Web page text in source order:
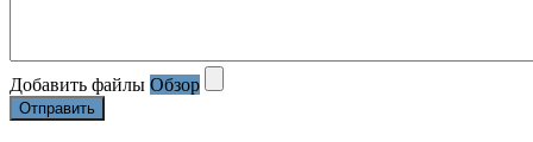
Добавить файлы Обзор
Отправить